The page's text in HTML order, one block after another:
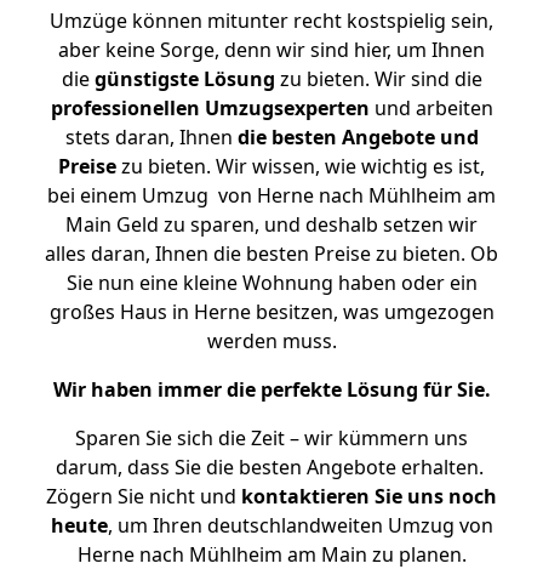
Umzüge können mitunter recht kostspielig sein,
aber keine Sorge, denn wir sind hier, um Ihnen
diegünstigste Lösung zu bieten. Wir sind die
professionellen Umzugsexperten und arbeiten
stets daran, Ihnen die besten Angebote und
Preisezu bieten. Wir wissen, wie wichtig es ist,
bei einem Umzug von Herne nach Mühlheim am
Main Geld zu sparen, und deshalb setzen wir
alles daran, Ihnen die besten Preise zu bieten. Ob
Sie nun eine kleine Wohnung haben oder ein
großes Haus in Herne besitzen, was umgezogen
werden muss.
Wir haben immer die perfekte Lösung für Sie.
Sparen Sie sich die Zeit – wir kümmern uns
darum, dass Sie die besten Angebote erhalten.
Zögern Sie nicht und kontaktieren Sie uns noch
heute, um Ihren deutschlandweiten Umzug von
Herne nach Mühlheim am Main zu planen.